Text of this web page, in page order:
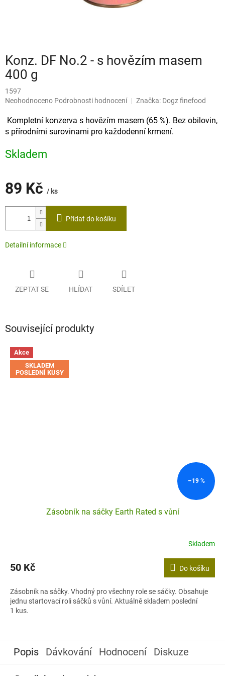
Konz. DF No.2 - s hovězím masem
400 g
1597
Průměrné
produktu
je
0,0
5
Neohodnoceno Podrobnosti hodnocení Značka: Dogz finefood
Kompletní konzerva s hovězím masem (65 %). Bez obilovin,
s přírodními surovinami pro každodenní krmení.
Skladem
89 Kč / ks
Měrná
Přidat do košíku
Detailní informace
ZEPTAT SE HLÍDAT SDÍLET
Související produkty
Akce
SKLADEM
POSLEDNÍ KUSY
–19 %
Zásobník na sáčky Earth Rated s vůní
Skladem
50 Kč Do košíku
Zásobník na sáčky. Vhodný pro všechny role se sáčky. Obsahuje
jednu startovací roli sáčků s vůní. Aktuálně skladem poslední
1 kus.
Popis Dávkování Hodnocení Diskuze